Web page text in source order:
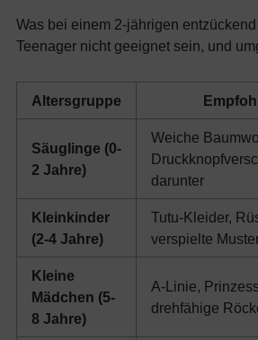
Was bei einem 2-jährigen
Teenager nicht geeignet sein, und
Altersgruppe
Säuglinge (0-
2 Jahre)
Weiche
darunter
Kleinkinder
(2-4 Jahre)
Tutu-Kleider,
verspielte
Kleine
Mädchen (5-
8 Jahre)
A-Linie,
drehfähige